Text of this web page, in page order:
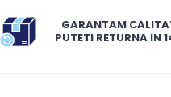
GARANTAM
PUTETI RETURNA IN